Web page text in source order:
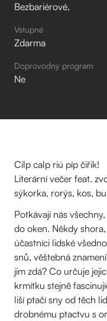
Bezbariérové
Vstupné
Zdarma
Doprovodný program
Ne
Cilp calp riú píp čiřik!
Literární večer feat.
sýkorka, rorýs, kos,
Potkávají nás
do oken. Někdy
účastníci lidské
snů, věštebná
jim zdá? Co určuje
krmítku stejně
liší ptačí sny od těch
drobnému ptactvu s